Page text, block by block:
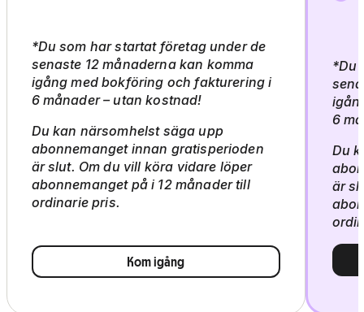
Kom igång
*Du som har startat företag under de
senaste 12 månaderna kan komma
igång med bokföring och fakturering i
6 månader – utan kostnad!
Du kan närsomhelst säga upp
abonnemanget innan gratisperioden
är slut. Om du vill köra vidare löper
abonnemanget på i 12 månader till
ordinarie pris.
*Du
6
Du
är